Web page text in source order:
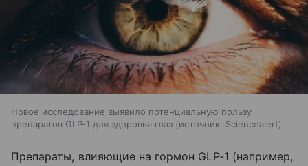
Новое исследование выявило потенциальную пользу
препаратов GLP-1 для здоровья глаз
источник: Sciencealert
Препараты, влияющие на гормон GLP‑1 (например,